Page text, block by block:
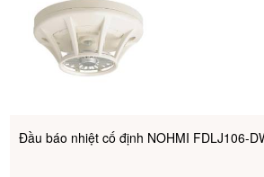
Đầu báo nhiệt cố định NOHMI FDLJ106-